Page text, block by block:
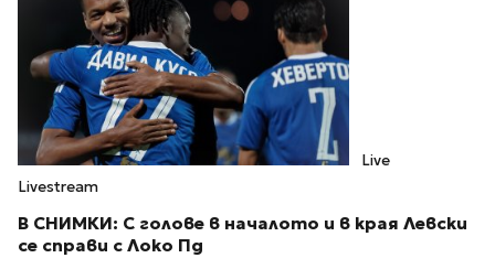
Live
Livestream
В СНИМКИ: С голове в началото и в края Левски
се справи с Локо Пд